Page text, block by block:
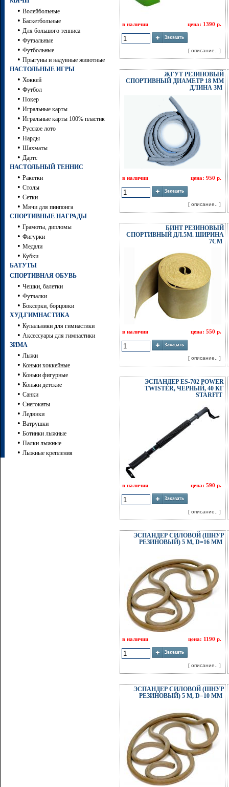
• Волейбольные
• Баскетбольные
• Для большого тенниса
• Футзальные
• Футбольные
• Прыгуны и надувные животные
НАСТОЛЬНЫЕ ИГРЫ
• Хоккей
• Футбол
• Покер
• Игральные карты
• Игральные карты 100% пластик
• Русское лото
• Нарды
• Шахматы
• Дартc
НАСТОЛЬНЫЙ ТЕННИС
• Ракетки
• Столы
• Сетки
• Мячи для пинпонга
СПОРТИВНЫЕ НАГРАДЫ
• Грамоты, дипломы
• Фигурки
• Медали
• Кубки
БАТУТЫ
СПОРТИВНАЯ ОБУВЬ
• Чешки, балетки
• Футзалки
• Боксерки, борцовки
ХУД.ГИМНАСТИКА
• Купальники для гимнастики
• Аксессуары для гимнастики
ЗИМА
• Лыжи
• Коньки хоккейные
• Коньки фигурные
• Коньки детские
• Санки
• Снегокаты
• Ледянки
• Ватрушки
• Ботинки лыжные
• Палки лыжные
• Лыжные крепления
в наличии цена: 1390 р.
[ описание.. ]
ЖГУТ РЕЗИНОВЫЙ
СПОРТИВНЫЙ ДИАМЕТР 18 ММ
ДЛИНА 3М
в наличии цена: 950 р.
[ описание.. ]
БИНТ РЕЗИНОВЫЙ
СПОРТИВНЫЙ ДЛ.5М. ШИРИНА
7СМ
в наличии цена: 550 р.
[ описание.. ]
ЭСПАНДЕР ES-702 POWER
TWISTER, ЧЕРНЫЙ, 40 КГ
STARFIT
в наличии цена: 590 р.
[ описание.. ]
ЭСПАНДЕР СИЛОВОЙ (ШНУР
РЕЗИНОВЫЙ) 5 М, D=16 ММ
в наличии цена: 1190 р.
[ описание.. ]
ЭСПАНДЕР СИЛОВОЙ (ШНУР
РЕЗИНОВЫЙ) 5 М, D=10 ММ